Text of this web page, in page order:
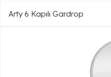
Arty 6 Kapılı Gardrop